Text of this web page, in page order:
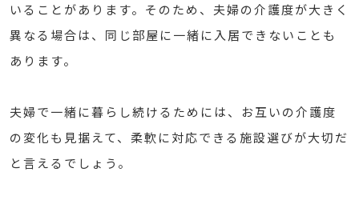
いることがあります。そのため、夫婦の介護度が大きく
異なる場合は、同じ部屋に一緒に入居できないことも
あります。
夫婦で一緒に暮らし続けるためには、お互いの介護度
の変化も見据えて、柔軟に対応できる施設選びが大切だ
と言えるでしょう。